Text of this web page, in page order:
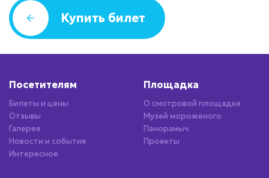
Купить билет
Посетителям
Билеты и цены
Отзывы
Галерея
Новости и события
Интересное
Площадка
О смотровой площадке
Музей мороженого
Панорамыч
Проекты